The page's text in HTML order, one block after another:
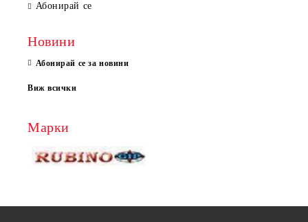
Абонирай се
Новини
Абонирай се за новини
Виж всички
Марки